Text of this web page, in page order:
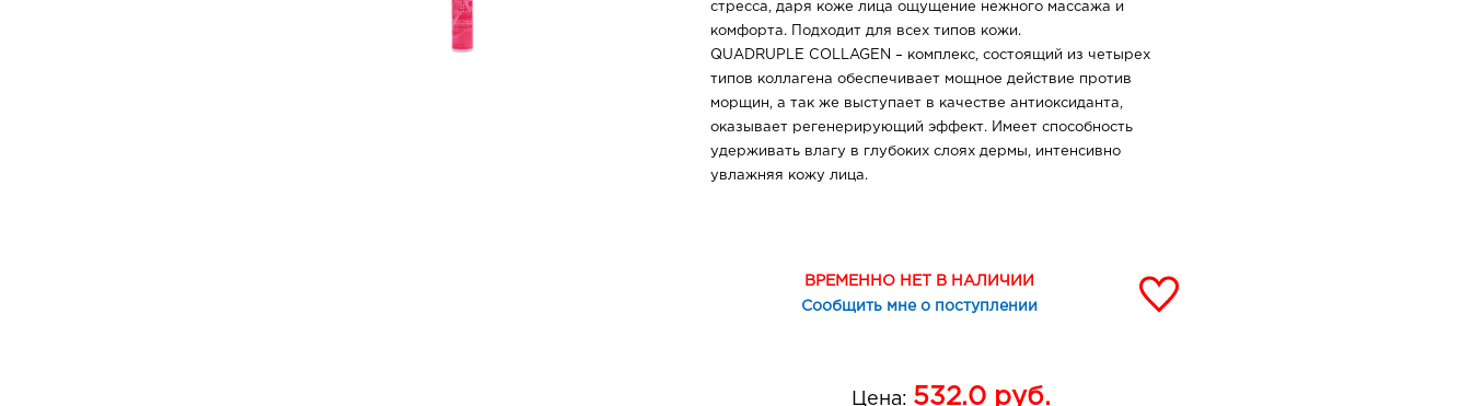
стресса, даря коже лица ощущение нежного массажа и
комфорта. Подходит для всех типов кожи.
QUADRUPLE COLLAGEN – комплекс, состоящий из четырех
типов коллагена обеспечивает мощное действие против
морщин, а так же выступает в качестве антиоксиданта,
оказывает регенерирующий эффект. Имеет способность
удерживать влагу в глубоких слоях дермы, интенсивно
увлажняя кожу лица.
ускоряет ее восстановление.
ЭКСТРАКТ ВИНОГРАДНОЙ КОСТОЧКИ глубоко очищает
повышая эластичность и упругость, увлажняя и смягчая.
ВРЕМЕННО НЕТ В НАЛИЧИИ
Сообщить мне о поступлении
Цена: 532.0 руб.